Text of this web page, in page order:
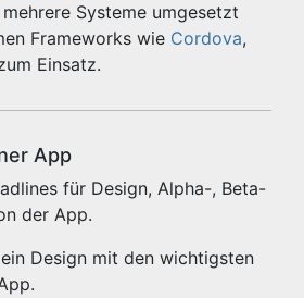
Systeme umgesetzt
Frameworks wie Cordova,
Einsatz.
App
für Design, Alpha-, Beta-
der App.
Design mit den wichtigsten